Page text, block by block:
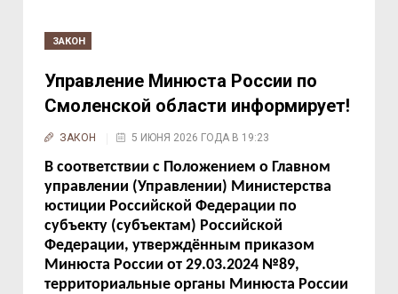
ЗАКОН
Управление Минюста России по
Смоленской области информирует!
ЗАКОН 5 ИЮНЯ 2026 ГОДА В 19:23
В соответствии с Положением о Главном
управлении (Управлении) Министерства
юстиции Российской Федерации по
субъекту (субъектам) Российской
Федерации, утверждённым приказом
Минюста России от 29.03.2024 №89,
территориальные органы Минюста России